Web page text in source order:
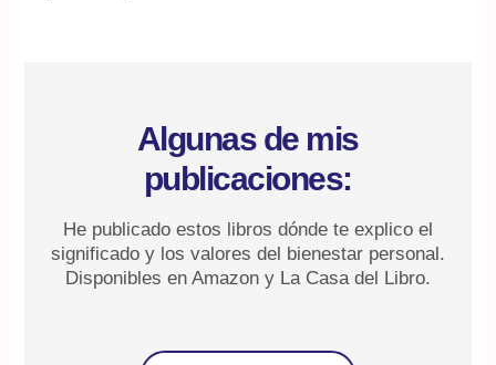
Algunas de mis
publicaciones:
He publicado estos libros dónde te explico el
significado y los valores del bienestar personal.
Disponibles en Amazon y La Casa del Libro.